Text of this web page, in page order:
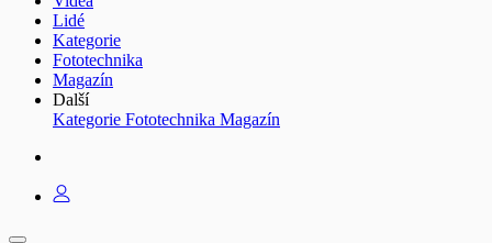
Lidé
Kategorie
Fototechnika
Magazín
Další
Kategorie Fototechnika Magazín